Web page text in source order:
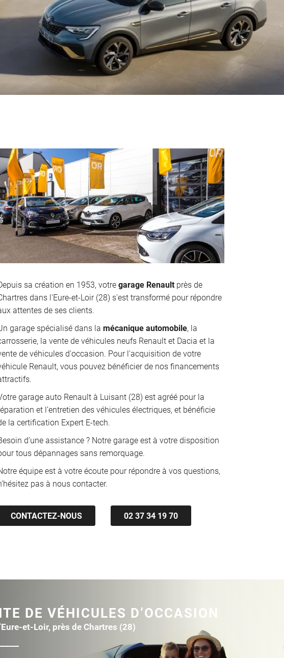
sa création en 1953, votre garage Renault près de
dans l'Eure-et-Loir (28) s'est transformé pour répondre
attentes de ses clients.
garage spécialisé dans la mécanique automobile, la
la vente de véhicules neufs Renault et Dacia et la
de véhicules d'occasion. Pour l'acquisition de votre
Renault, vous pouvez bénéficier de nos financements
garage auto Renault à Luisant (28) est agréé pour la
et l’entretien des véhicules électriques, et bénéficie
la certification Expert E-tech.
d’une assistance ? Notre garage est à votre disposition
tous dépannages sans remorquage.
équipe est à votre écoute pour répondre à vos questions,
pas à nous contacter.
CONTACTEZ-NOUS 02 37 34 19 70
DE VÉHICULES D’OCCASION
et-Loir, près de Chartres (28)